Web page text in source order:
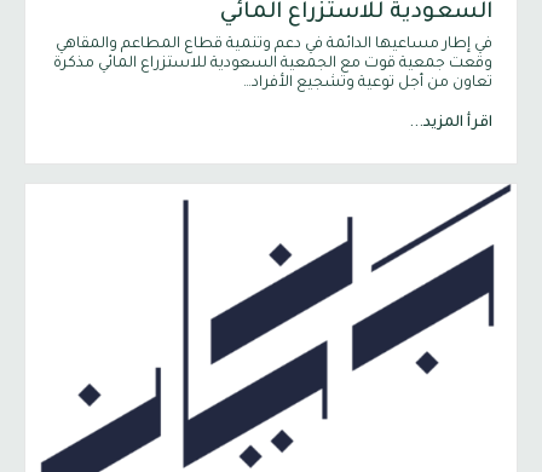
السعودية للاستزراع المائي
في إطار مساعيها الدائمة في دعم وتنمية قطاع المطاعم والمقاهي
وقعت جمعية قوت مع الجمعية السعودية للاستزراع المائي مذكرة
تعاون من أجل توعية وتشجيع الأفراد…
اقرأ المزيد...